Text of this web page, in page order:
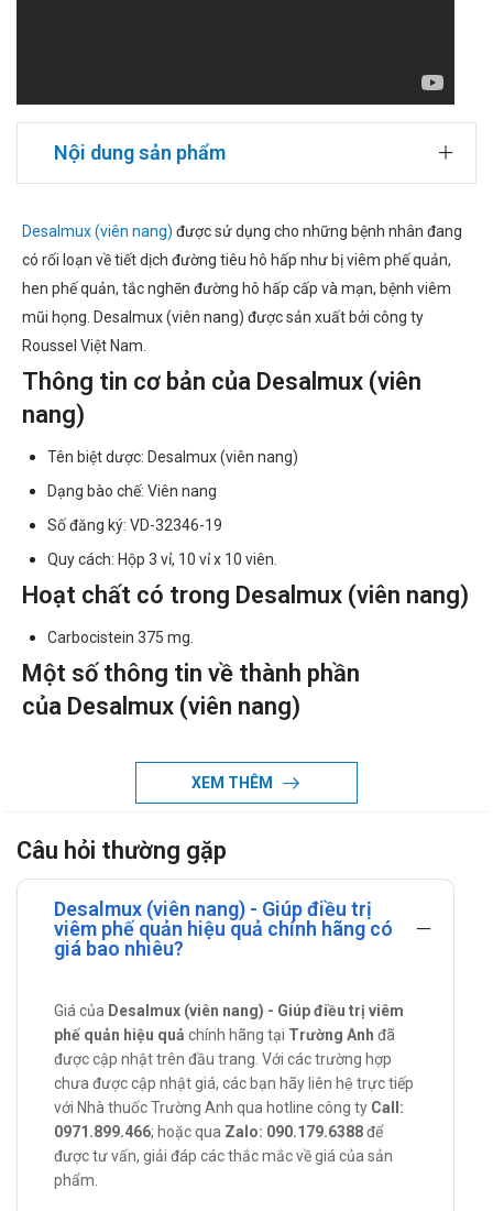
Nội dung sản phẩm
Desalmux (viên nang) được sử dụng cho những bệnh nhân đang
có rối loạn về tiết dịch đường tiêu hô hấp như bị viêm phế quản,
hen phế quản, tắc nghẽn đường hô hấp cấp và mạn, bệnh viêm
mũi họng. Desalmux (viên nang) được sản xuất bởi công ty
Roussel Việt Nam.
Thông tin cơ bản của Desalmux (viên
nang)
Tên biệt dược: Desalmux (viên nang)
Dạng bào chế: Viên nang
Số đăng ký: VD-32346-19
Quy cách: Hộp 3 vỉ, 10 vỉ x 10 viên.
Hoạt chất có trong Desalmux (viên nang)
Carbocistein 375 mg.
Một số thông tin về thành phần
của Desalmux (viên nang)
Đây là một dẫn chất của thuốc cystine. Tác dụng của nó là
làm loãng đờm bằng cách làm cho các cầu nối disulfide của
chất nhầy và làm thay đổi độ đặc của đờm, giúp người bệnh
Tác dụng - chỉ định của Desalmux (viên
nang)
Thuốc được sử dụng cho những bệnh nhân đang có rối
loạn về tiết dịch đường tiêu hô hấp. Như bị viêm phế quản,
hen phế quản, tắc nghẽn đường hô hấp cấp và mạn, bệnh
viêm mũi họng.
Hỗ trợ cho các trường hợp bị viêm nhiễm tại đường hô
hấp.
Cách dùng – liều dùng của Desalmux
XEM THÊM
Câu hỏi thường gặp
Desalmux (viên nang) - Giúp điều trị
viêm phế quản hiệu quả chính hãng có
giá bao nhiêu?
Giá của Desalmux (viên nang) - Giúp điều trị viêm
phế quản hiệu quả chính hãng tại Trường Anh đã
được cập nhật trên đầu trang. Với các trường hợp
chưa được cập nhật giá, các bạn hãy liên hệ trực tiếp
với Nhà thuốc Trường Anh qua hotline công ty Call:
0971.899.466; hoặc qua Zalo: 090.179.6388để
được tư vấn, giải đáp các thắc mắc về giá của sản
phẩm.